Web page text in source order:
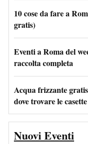
10 cose da fare a
gratis)
Eventi a Roma del
raccolta completa
Acqua frizzante
dove trovare le
Nuovi Eventi